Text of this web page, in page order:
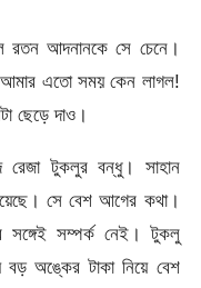
রতন আদনানকে সে চেনে।
এতো সময় কেন লাগল!
ছেড়ে দাও।
রেজা টুকলুর বন্ধু। সাহান
সে বেশ আগের কথা।
সঙ্গেই সম্পর্ক নেই। টুকলু
বড় অঙ্কের টাকা নিয়ে বেশ